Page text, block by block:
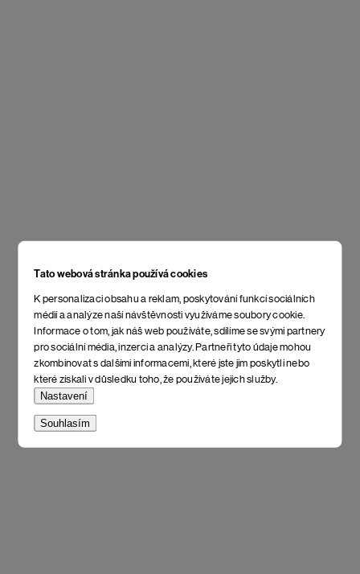
Tato webová stránka používá cookies
K personalizaci obsahu a reklam, poskytování funkcí sociálních
médií a analýze naší návštěvnosti využíváme soubory cookie.
Informace o tom, jak náš web používáte, sdílíme se svými partnery
pro sociální média, inzerci a analýzy. Partneři tyto údaje mohou
zkombinovat s dalšími informacemi, které jste jim poskytli nebo
které získali v důsledku toho, že používáte jejich služby.
Nastavení
Souhlasím